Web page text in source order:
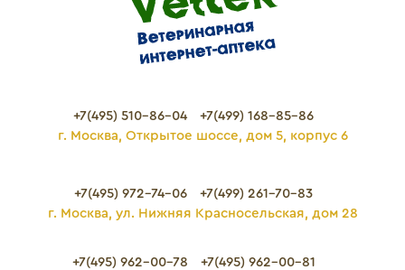
+7(495) 510-86-04
+7(499) 168-85-86
г. Москва, Открытое шоссе, дом 5, корпус 6
+7(495) 972-74-06
+7(499) 261-70-83
г. Москва, ул. Нижняя Красносельская, дом 28
+7(495) 962-00-78
+7(495) 962-00-81